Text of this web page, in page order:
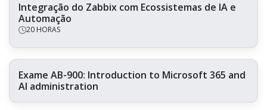
Integração do Zabbix com Ecossistemas de IA e
Automação
20 HORAS
Exame AB-900: Introduction to Microsoft 365 and
AI administration